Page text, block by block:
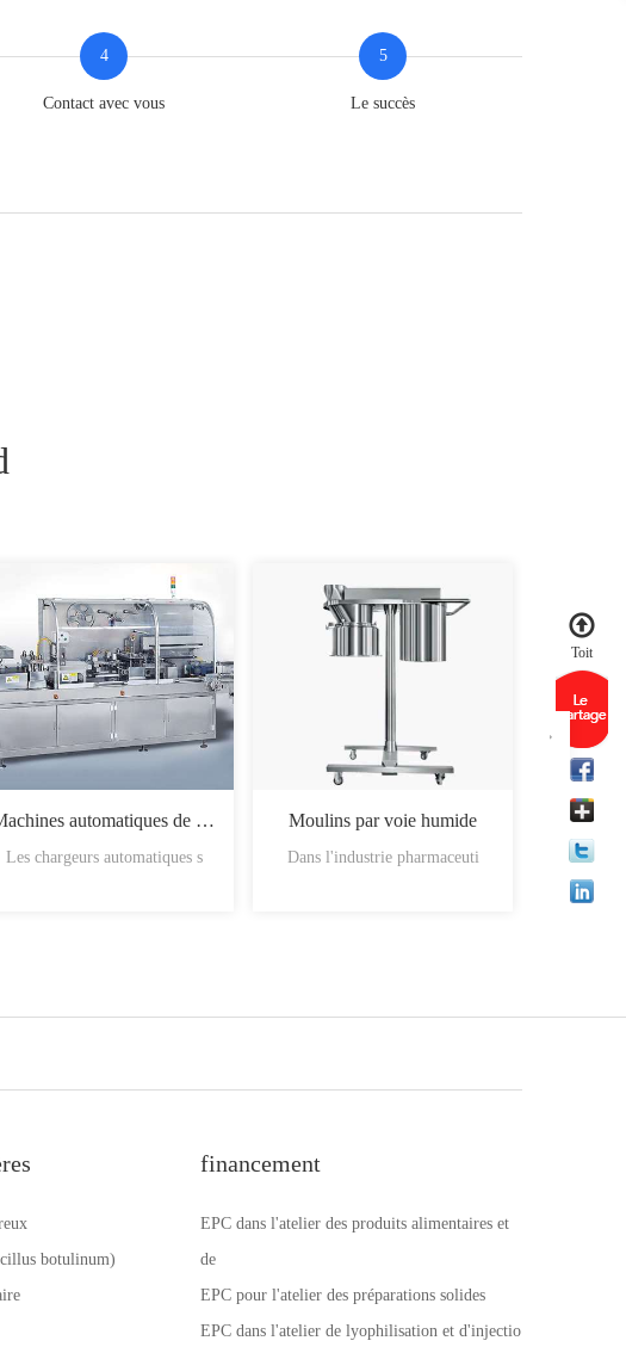
4
Contact avec vous
5
Le succès
Machines automatiques de chargement des boîtes
Les chargeurs automatiques s
Moulins par voie humide
Dans l'industrie pharmaceuti Les
Toit
botulinum)
financement
EPC dans l'atelier des produits alimentaires et
de
EPC pour l'atelier des préparations solides
EPC dans l'atelier de lyophilisation et d'injectio